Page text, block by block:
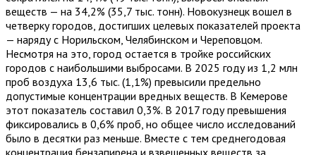
веществ — на 34,2% (35,7 тыс. тонн). Новокузнецк вошел в
четверку городов, достигших целевых показателей проекта
— наряду с Норильском, Челябинском и Череповцом.
Несмотря на это, город остается в тройке российских
городов с наибольшими выбросами. В 2025 году из 1,2 млн
проб воздуха 13,6 тыс. (1,1%) превысили предельно
допустимые концентрации вредных веществ. В Кемерове
этот показатель составил 0,3%. В 2017 году превышения
фиксировались в 0,6% проб, но общее число исследований
было в десятки раз меньше. Вместе с тем среднегодовая
концентрация бензапирена и взвешенных веществ за